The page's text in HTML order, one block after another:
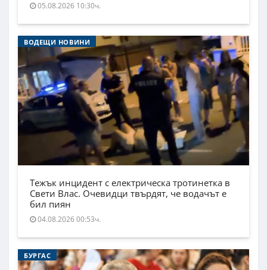
05.08.2026 10:30ч.
ВОДЕЩИ НОВИНИ
Тежък инцидент с електрическа тротинетка в
Свети Влас. Очевидци твърдят, че водачът е
бил пиян
04.08.2026 00:53ч.
БУРГАС